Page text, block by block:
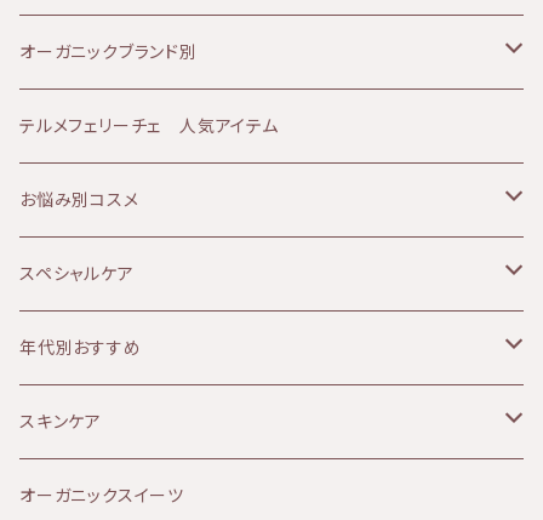
定期便や3本セットはこちら⇩ https://biotim
た！ パウダー状のクレイから作るクレイペースト
に近いテクスチャーを再現し、 クレイの力を余す
穴ケア、ボディメンテナンス、虫刺されケアなど
オーガニックブランド別
JANESCE（ジャネス）
ATHANOR（アタノール）
Soluna（ソルーナ）
MOON PEACH（ムーンピーチ）
アルガンオイル
Provida（プロヴィダ）
テルメフェリーチェ 人気アイテム
お悩み別コスメ
乾燥肌
オイリー肌
敏感肌
赤み肌
スペシャルケア
ボディケア
リップケア
マタニティケア
年代別おすすめ
10代
20代
スキンケア
クレンジング
オーガニックスイーツ